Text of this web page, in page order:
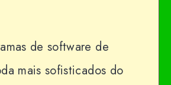
de software de
mais sofisticados do